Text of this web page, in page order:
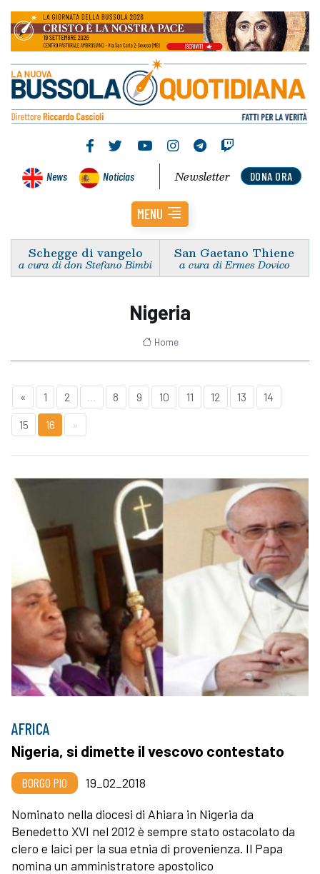
News Noticias DONA ORA
Newsletter
MENU
Schegge di vangelo
a cura di don Stefano Bimbi
San Gaetano Thiene
a cura di Ermes Dovico
Nigeria
Home
« 1 2 8 9 10 11 12 13 14
15 16 »
AFRICA
Nigeria, si dimette il vescovo contestato
BORGO PIO
19_02_2018
Nominato nella diocesi di Ahiara in Nigeria da
Benedetto XVI nel 2012 è sempre stato ostacolato da
clero e laici per la sua etnia di provenienza. Il Papa
nomina un amministratore apostolico